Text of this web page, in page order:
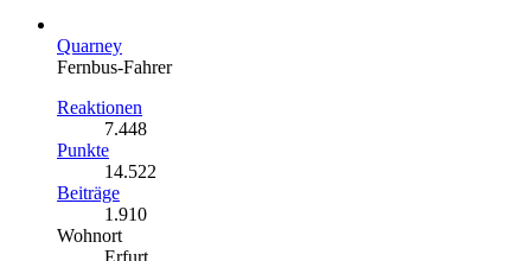
Quarney
Fernbus-Fahrer
Reaktionen
7.448
Punkte
14.522
Beiträge
1.910
Wohnort
Erfurt